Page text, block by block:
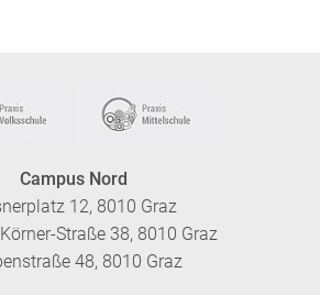
Campus Nord
12, 8010 Graz
Straße 38, 8010 Graz
48, 8010 Graz